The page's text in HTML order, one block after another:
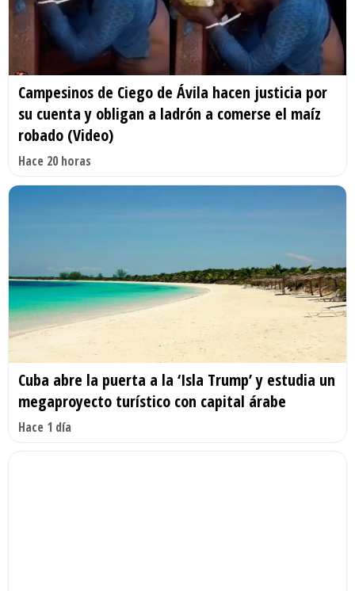
Campesinos de Ciego de Ávila hacen justicia por
su cuenta y obligan a ladrón a comerse el maíz
robado (Video)
Hace 20 horas
Cuba abre la puerta a la ‘Isla Trump’ y estudia un
megaproyecto turístico con capital árabe
Hace 1 día